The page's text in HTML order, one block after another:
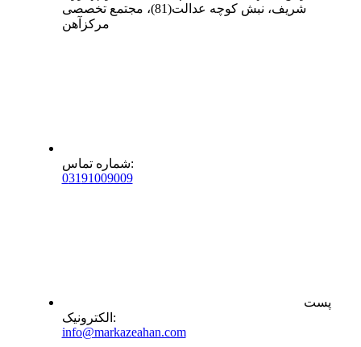
شریف، نبش کوچه عدالت(81)، مجتمع تخصصی
مرکزآهن
شماره تماس:
03191009009
پست
الکترونیک :
info@markazeahan.com